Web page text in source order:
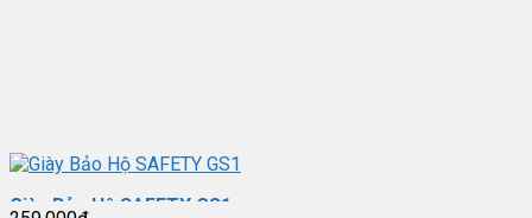
Giày Bảo Hộ SAFETY GS1